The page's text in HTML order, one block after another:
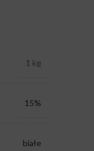
1 kg
15%
białe